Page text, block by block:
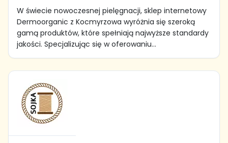
W świecie nowoczesnej pielęgnacji, sklep internetowy
Dermoorganic z Kocmyrzowa wyróżnia się szeroką
gamą produktów, które spełniają najwyższe standardy
jakości. Specjalizując się w oferowaniu...